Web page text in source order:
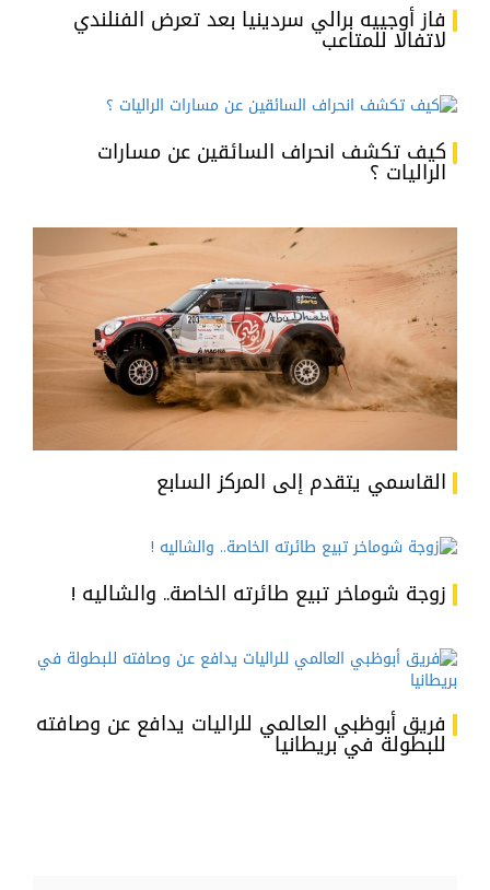
فاز أوجييه برالي سردينيا بعد تعرض الفنلندي
لاتفالا للمتاعب
كيف تكشف انحراف السائقين عن مسارات
الراليات ؟
القاسمي يتقدم إلى المركز السابع
زوجة شوماخر تبيع طائرته الخاصة.. والشاليه !
فريق أبوظبي العالمي للراليات يدافع عن وصافته
للبطولة في بريطانيا